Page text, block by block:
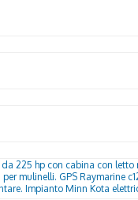
225 hp con cabina con letto
mulinelli. GPS Raymarine
Impianto Minn Kota